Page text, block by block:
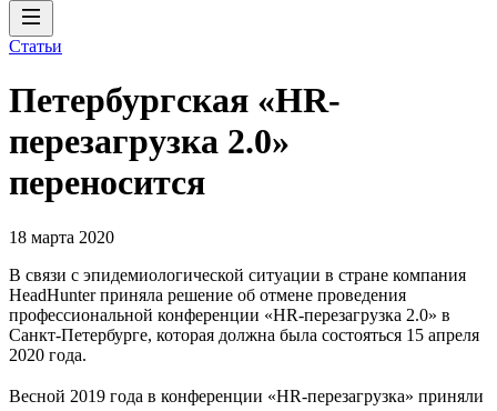
Статьи
Петербургская «HR-
перезагрузка 2.0»
переносится
18 марта 2020
В связи с эпидемиологической ситуации в стране компания
HeadHunter приняла решение об отмене проведения
профессиональной конференции «HR-перезагрузка 2.0» в
Санкт-Петербурге, которая должна была состояться 15 апреля
2020 года.
Весной 2019 года в конференции «HR-перезагрузка» приняли